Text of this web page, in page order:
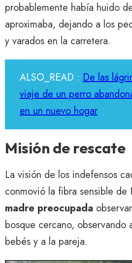
probablemente había huido
aproximaba, dejando a los
y varados en la carretera.
ALSO_READ : De las
viaje de un perro
en un nuevo hogar
Misión de rescate
La visión de los indefensos
conmovió la fibra sensible
madre preocupada
bosque cercano, observando
bebés y a la pareja.